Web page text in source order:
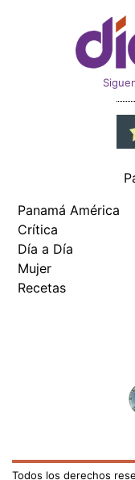
Panamá América
Crítica
Día a Día
Mujer
Recetas
Todos los derechos